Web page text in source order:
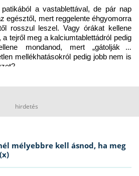
a vastablettával, de pár nap
egésztől, mert reggelente éhgyomorra
rosszul leszel. Vagy órákat kellene
tejről meg a kalciumtablettádról pedig
mondanod, mert „gátolják a
mellékhatásokról pedig jobb nem is
hirdetés
mélyebbre kell ásnod, ha meg